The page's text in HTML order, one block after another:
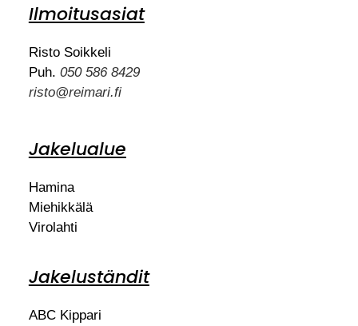
Ilmoitusasiat
Risto Soikkeli
Puh. 050 586 8429
risto@reimari.fi
Jakelualue
Hamina
Miehikkälä
Virolahti
Jakeluständit
ABC Kippari